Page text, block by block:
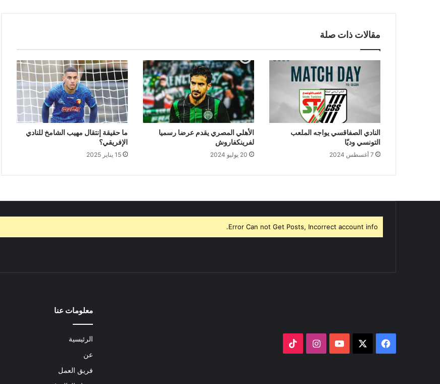
مقالات ذات صلة
النادي الصفاقسي يواجه الملعب
التونسي وديّا
7 أغسطس 2024
الأهلي المصري يقدم عرضا رسميا
لفرينكفاروش
20 يوليو 2024
ما حقيقة إنتقال مهيب الشامخ للنادي
الإفريقي؟
15 يناير 2025
Error Can not Get Posts, Incorrect account info.
فيسبوك ‫YouTubeانستقرام
معلومات عنا
الرئيسية
عن
فريق العمل